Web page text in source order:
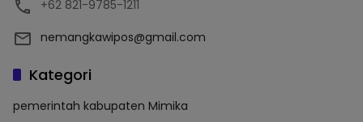
+62 821-9785-1211
nemangkawipos@gmail.com
Kategori
pemerintah kabupaten Mimika